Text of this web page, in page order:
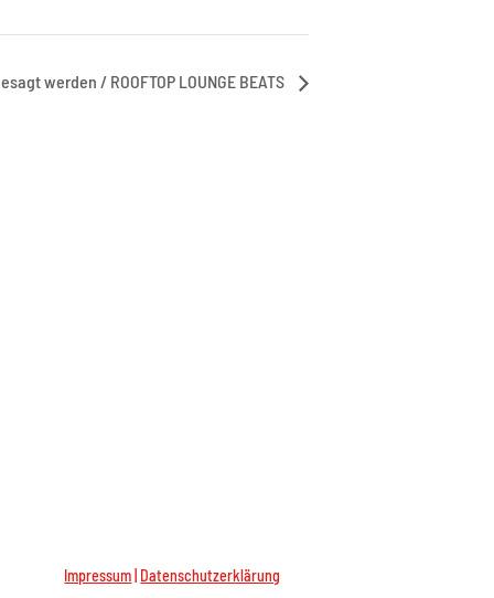
werden / ROOFTOP LOUNGE BEATS
Impressum Datenschutzerklärung